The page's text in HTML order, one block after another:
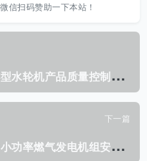
信扫码赞助一下本站！
N
B/T 42098-2016 小型水轮机产品质量控制规范.pdf
下一篇
N
B/T 42115-2017 中小功率燃气发电机组安全 要求.pdf